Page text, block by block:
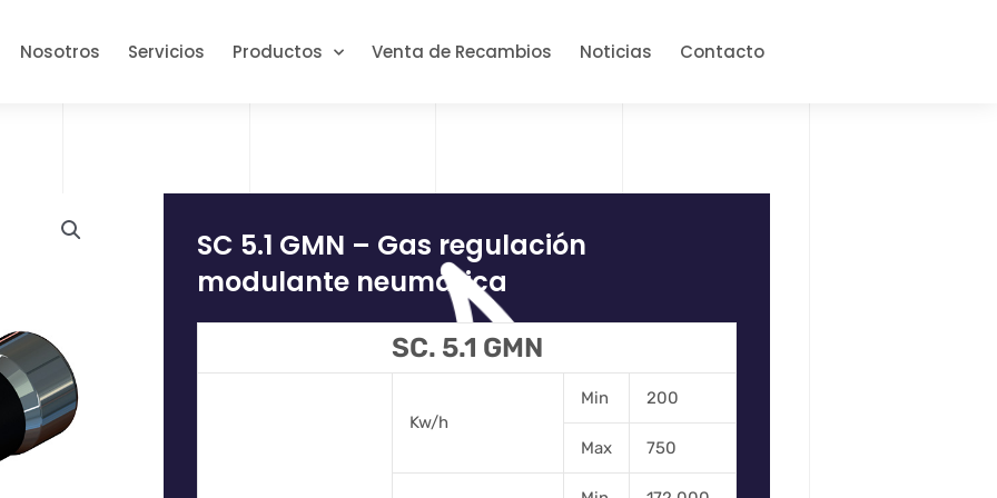
Nosotros Servicios Productos Venta de Recambios Noticias Contacto
SC 5.1 GMN – Gas regulación
modulante neumática
SC. 5.1 GMN
Kw/h
Min 200
Max 750